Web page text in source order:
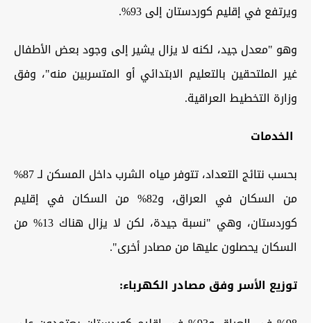
ويرتفع في إقليم كوردستان إلى 93%.
وهو "معدل جيد، لكنه لا يزال يشير إلى وجود بعض الأطفال
غير الملتحقين بالتعليم الابتدائي أو المتسربين منه"، وفق
وزارة التخطيط العراقية.
الخدمات
بحسب نتائج التعداد، تتوفر مياه الشرب داخل المسكن لـ 87%
من السكان في العراق، و82% من السكان في إقليم
كوردستان، وهي "نسبة جيدة، لكن لا يزال هناك 13% من
السكان يحصلون عليها من مصادر أخرى".
توزيع الأسر وفق مصادر الكهرباء: